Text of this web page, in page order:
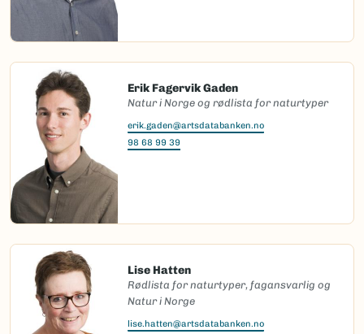
Erik Fagervik Gaden
Natur i Norge og rødlista for naturtyper
erik.gaden@artsdatabanken.no
98 68 99 39
Lise Hatten
Rødlista for naturtyper, fagansvarlig og
Natur i Norge
lise.hatten@artsdatabanken.no